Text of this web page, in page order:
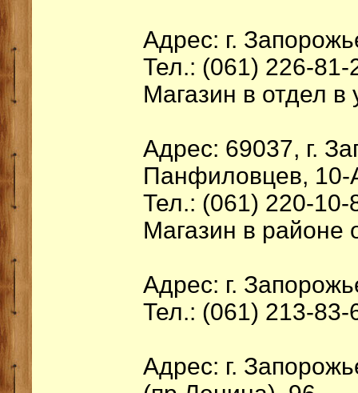
Адрес: г.
Тел.: (061) 226-81-
Магазин в отдел
Адрес: 69037, г.
Панфиловцев, 10-
Тел.: (061) 220-
Магазин в районе
Адрес: г.
Тел.: (061) 213-83-
Адрес: г.